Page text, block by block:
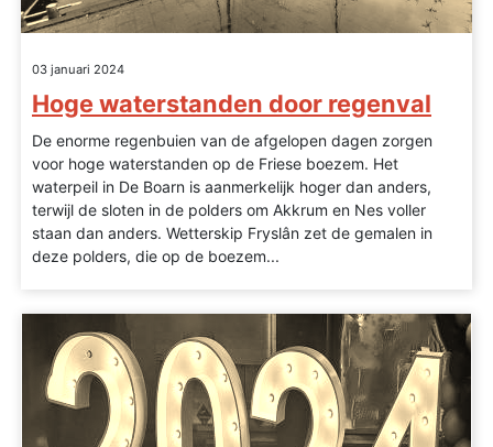
03 januari 2024
Hoge waterstanden door regenval
De enorme regenbuien van de afgelopen dagen zorgen
voor hoge waterstanden op de Friese boezem. Het
waterpeil in De Boarn is aanmerkelijk hoger dan anders,
terwijl de sloten in de polders om Akkrum en Nes voller
staan dan anders. Wetterskip Fryslân zet de gemalen in
deze polders, die op de boezem...